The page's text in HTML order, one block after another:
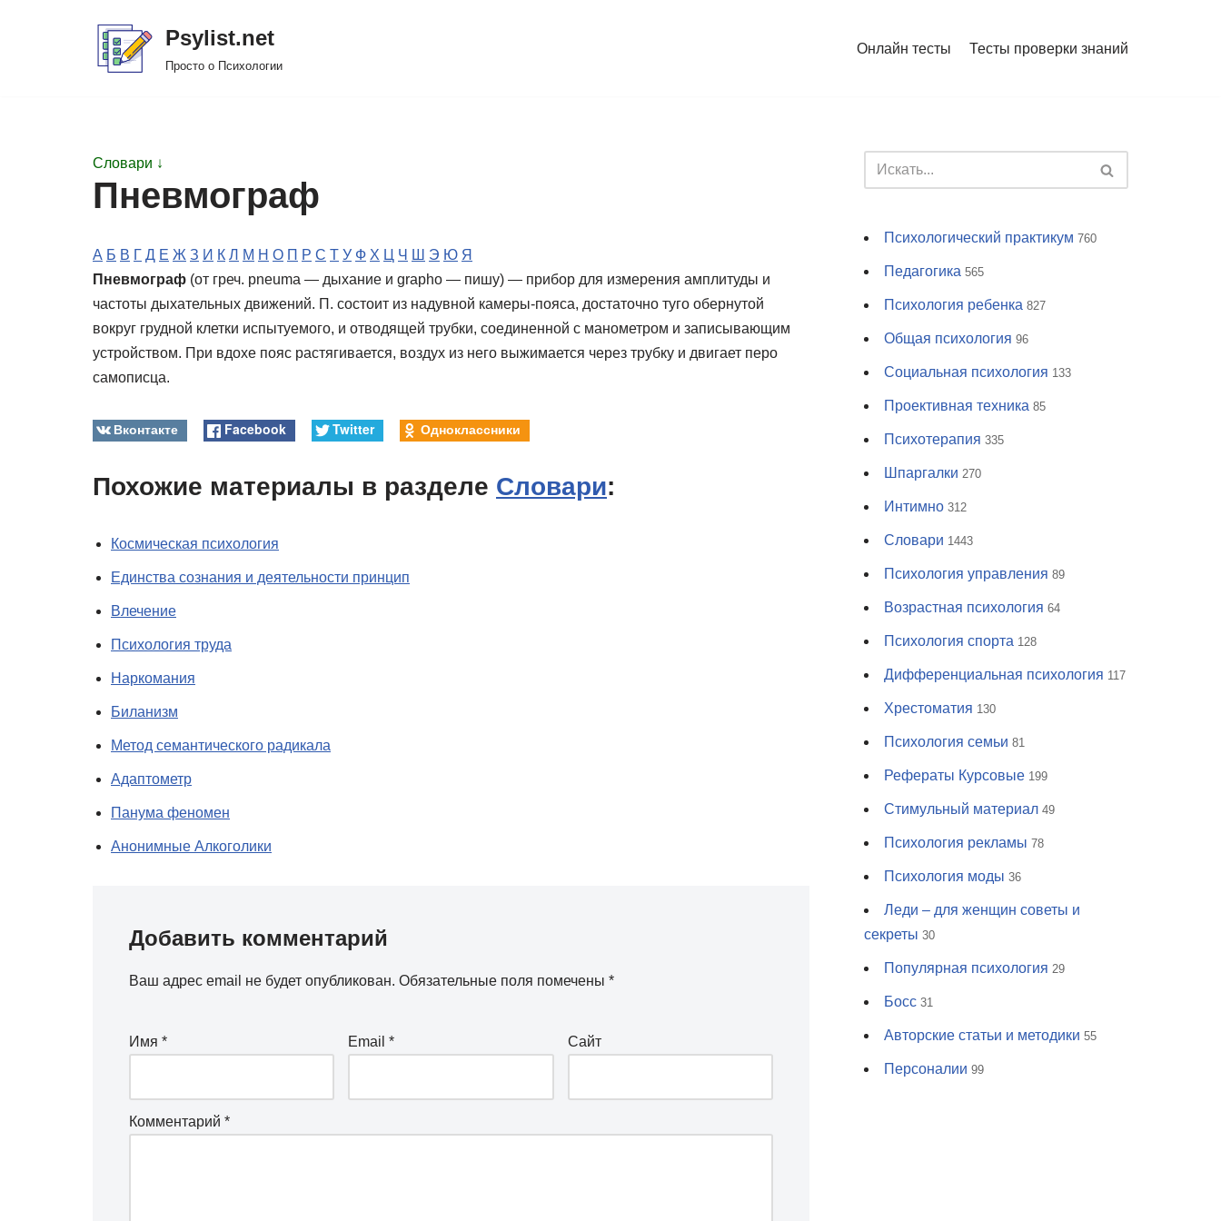
Psylist.net
Просто о Психологии
Онлайн тесты Тесты проверки знаний
Словари ↓
Пневмограф
А Б В Г Д Е Ж З И К Л М Н О П Р С Т У Ф Х Ц Ч Ш Э Ю Я
Пневмограф (от греч. pneuma — дыхание и grapho — пишу) — прибор для измерения амплитуды и
частоты дыхательных движений. П. состоит из надувной камеры-пояса, достаточно туго обернутой
вокруг грудной клетки испытуемого, и отводящей трубки, соединенной с манометром и записывающим
устройством. При вдохе пояс растягивается, воздух из него выжимается через трубку и двигает перо
самописца.
Вконтакте Facebook Twitter Одноклассники
Похожие материалы в разделе Словари:
Космическая психология
Единства сознания и деятельности принцип
Влечение
Психология труда
Наркомания
Биланизм
Метод семантического радикала
Адаптометр
Панума феномен
Анонимные Алкоголики
Добавить комментарий
Ваш адрес email не будет опубликован. Обязательные поля помечены *
Имя * Email* Сайт
Комментарий *
Психологический практикум 760
Педагогика 565
Психология ребенка 827
Общая психология 96
Социальная психология 133
Проективная техника 85
Психотерапия 335
Шпаргалки 270
Интимно 312
Словари 1443
Психология управления 89
Возрастная психология 64
Психология спорта 128
Дифференциальная психология 117
Хрестоматия 130
Психология семьи 81
Рефераты Курсовые 199
Стимульный материал 49
Психология рекламы 78
Психология моды 36
Леди – для женщин советы и
секреты 30
Популярная психология 29
Босс 31
Авторские статьи и методики 55
Персоналии 99